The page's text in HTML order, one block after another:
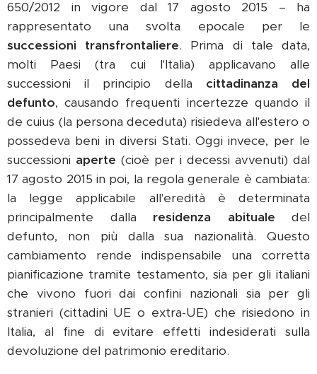
650/2012 in vigore dal 17 agosto 2015 – ha
rappresentato una svolta epocale per le
successioni transfrontaliere. Prima di tale data,
molti Paesi (tra cui l'Italia) applicavano alle
successioni il principio della cittadinanza del
defunto, causando frequenti incertezze quando il
de cuius (la persona deceduta) risiedeva all'estero o
possedeva beni in diversi Stati. Oggi invece, per le
successioni aperte (cioè per i decessi avvenuti) dal
17 agosto 2015 in poi, la regola generale è cambiata:
la legge applicabile all'eredità è determinata
principalmente dalla residenza abituale del
defunto, non più dalla sua nazionalità. Questo
cambiamento rende indispensabile una corretta
pianificazione tramite testamento, sia per gli italiani
che vivono fuori dai confini nazionali sia per gli
stranieri (cittadini UE o extra-UE) che risiedono in
Italia, al fine di evitare effetti indesiderati sulla
devoluzione del patrimonio ereditario.